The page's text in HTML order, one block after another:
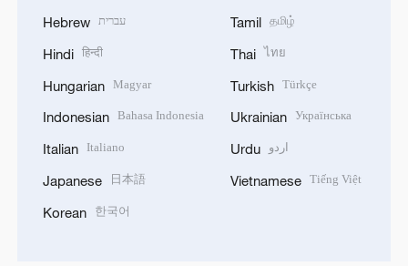
Hebrew עברית
Hindi हिन्दी
Hungarian Magyar
Indonesian Bahasa Indonesia
Italian Italiano
Japanese 日本語
Korean 한국어
Tamil தமிழ்
Thai ไทย
Turkish Türkçe
Ukrainian Українська
Urdu اردو
Vietnamese Tiếng Việt